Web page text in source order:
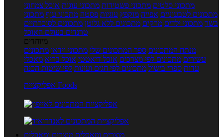
מתכוני סלטים מתכוני פשטידות מתכוני עוגות אוכל צמחוני
מתכונים לטבעוניים אפייה מוקפץ עוגיות פסטה מתכוני עוף מתכוני
בשר מתכוני ילדים מרקים מתכונים ללא גלוטן מתכונים לסוכרתיים
טרנדים בעולם האוכל
מיוחדים
מנתח המתכונים ספר המתכונים שלי מתכוני וידאו מתכונים
עשירים מתכונים לפי מצרכים אוכל דיאטטי אוכל בריא מאכלי
עדות ספרי בישול מתכונים לפי חגים ועונות לפי שיטות הכנה
אפליקציית Foods
מוצרים ומאכלים מוצרים ומאכלים